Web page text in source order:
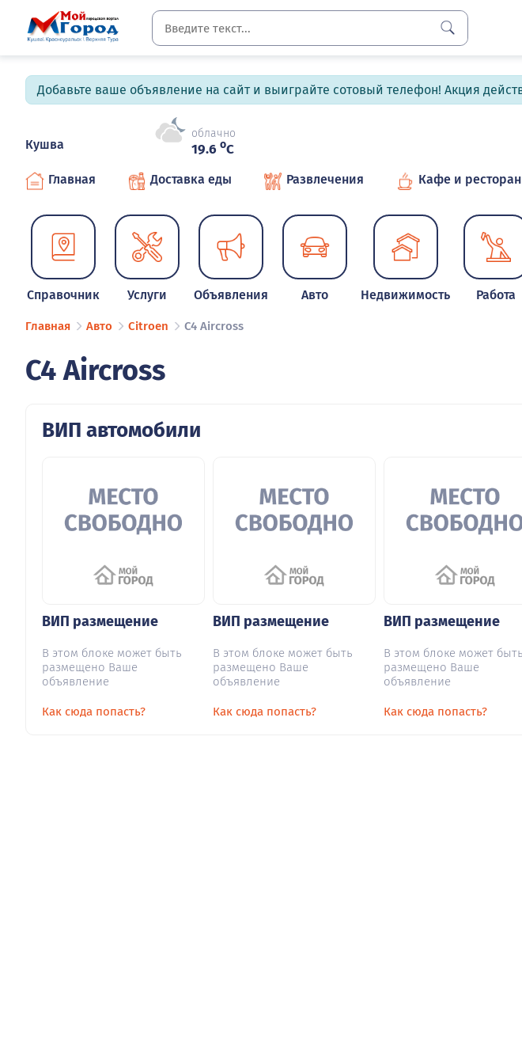
Добавьте ваше объявление на сайт и выиграйте сотовый телефон! Акция
Кушва
облачно
19.6 oC
Главная Доставка еды Развлечения Кафе и
Справочник Услуги Объявления Авто Недвижимость Работа
Главная Авто Citroen C4 Aircross
C4 Aircross
ВИП автомобили
ВИП размещение
В этом блоке может быть
размещено Ваше
объявление
Как сюда попасть?
ВИП размещение
В этом блоке может быть
размещено Ваше
объявление
Как сюда попасть?
ВИП размещение
В этом блоке может быть
размещено Ваше
объявление
Как сюда попасть?